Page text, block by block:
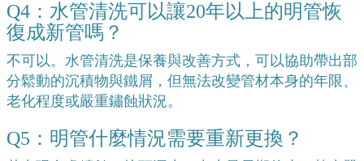
Q4：水管清洗可以讓20年以上的明管恢
復成新管嗎？
不可以。水管清洗是保養與改善方式，可以協助帶出部
分鬆動的沉積物與鐵屑，但無法改變管材本身的年限、
老化程度或嚴重鏽蝕狀況。
Q5：明管什麼情況需要重新更換？